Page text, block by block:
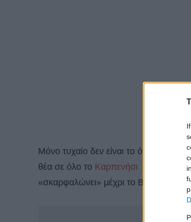
Μόνο τυχαίο δεν είναι το όνοµα
θέα σε όλο το Καρπενήσι
(που
«σκαρφαλώνει» µέχρι το Βελούχι! O